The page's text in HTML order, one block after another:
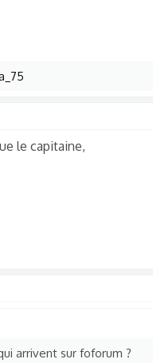
le capitaine,
arrivent sur foforum ?